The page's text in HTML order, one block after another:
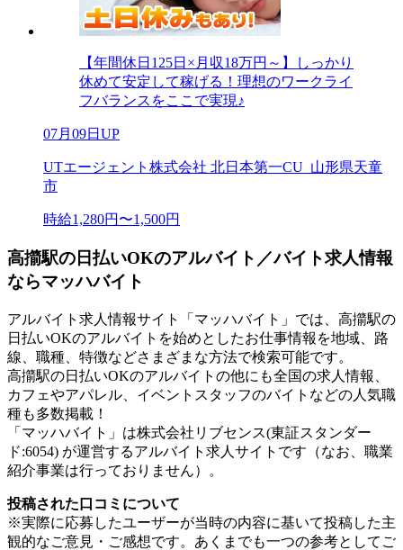
【年間休日125日×月収18万円～】しっかり
休めて安定して稼げる！理想のワークライ
フバランスをここで実現♪
07月09日UP
UTエージェント株式会社 北日本第一CU_山形県天童
市
時給1,280円〜1,500円
高擶駅の日払いOKのアルバイト／バイト求人情報
ならマッハバイト
アルバイト求人情報サイト「マッハバイト」では、高擶駅の
日払いOKのアルバイトを始めとしたお仕事情報を地域、路
線、職種、特徴などさまざまな方法で検索可能です。
高擶駅の日払いOKのアルバイトの他にも全国の求人情報、
カフェやアパレル、イベントスタッフのバイトなどの人気職
種も多数掲載！
「マッハバイト」は株式会社リブセンス(東証スタンダー
ド:6054) が運営するアルバイト求人サイトです（なお、職業
紹介事業は行っておりません）。
投稿された口コミについて
※実際に応募したユーザーが当時の内容に基いて投稿した主
観的なご意見・ご感想です。あくまでも一つの参考としてご